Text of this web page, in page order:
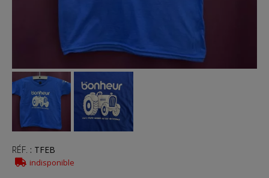
RÉF. : TFEB
indisponible